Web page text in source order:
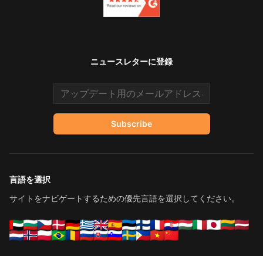
ニュースレターに登録
Email address
Subscribe
言語を選択
サイトをナビゲートするための優先言語を選択してください。